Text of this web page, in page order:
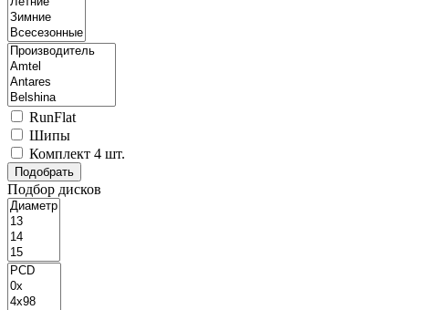
RunFlat
Шипы
Комплект 4 шт.
Подбор дисков